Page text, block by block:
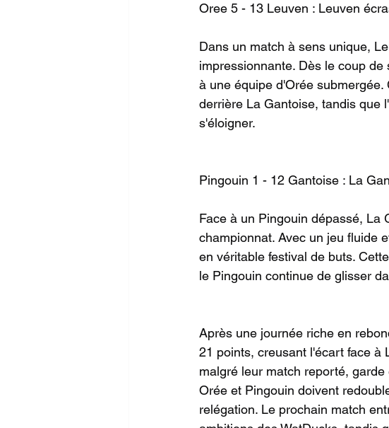
Oree 5 - 13 Leuven : Leuven
Dans un match à sens unique,
impressionnante. Dès le coup
à une équipe d'Orée
derrière La Gantoise, tandis que
s'éloigner.
Pingouin 1 - 12 Gantoise : La
Face à un Pingouin dépassé, La
championnat. Avec un jeu fluide
en véritable festival de buts.
le Pingouin continue de glisser
Après une journée riche en
21 points, creusant l'écart face à
malgré leur match reporté,
Orée et Pingouin doivent
relégation. Le prochain match